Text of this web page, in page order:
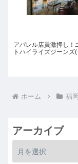
アパレル店員激押し！
トハイライズジーンズ
ホーム 福
アーカイブ